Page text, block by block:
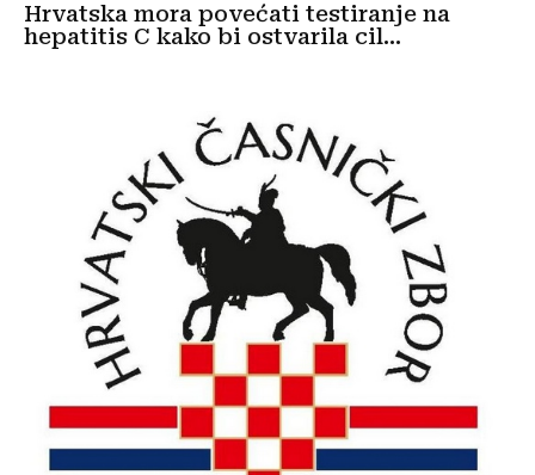
Hrvatska mora povećati testiranje na
hepatitis C kako bi ostvarila cil...